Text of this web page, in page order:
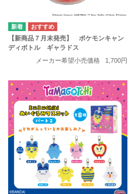
【新商品７月末発売】 ポケモンキャン
ディボトル ギャラドス
メーカー希望小売価格
1,700円